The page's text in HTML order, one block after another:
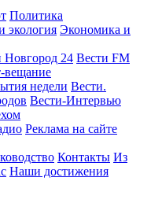
Политика
экология Экономика и
24 Вести FM
вещание
недели Вести.
Вести-Интервью
Реклама на сайте
Контакты Из
Наши достижения